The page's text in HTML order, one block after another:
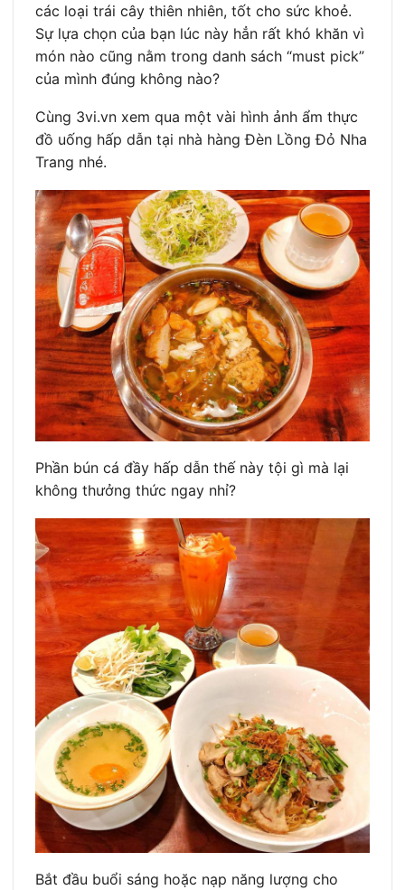
các loại trái cây thiên nhiên, tốt cho sức khoẻ.
Sự lựa chọn của bạn lúc này hẳn rất khó khăn vì
món nào cũng nằm trong danh sách “must pick”
của mình đúng không nào?
Cùng 3vi.vn xem qua một vài hình ảnh ẩm thực
đồ uống hấp dẫn tại nhà hàng Đèn Lồng Đỏ Nha
Trang nhé.
Phần bún cá đầy hấp dẫn thế này tội gì mà lại
không thưởng thức ngay nhỉ?
Bắt đầu buổi sáng hoặc nạp năng lượng cho